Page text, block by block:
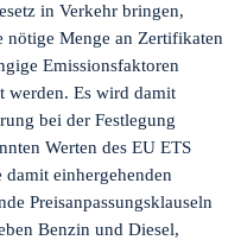
in Verkehr bringen,
Menge an Zertifikaten
Emissionsfaktoren
werden. Es wird damit
bei der Festlegung
Werten des EU ETS
einhergehenden
Preisanpassungsklauseln
Benzin und Diesel,